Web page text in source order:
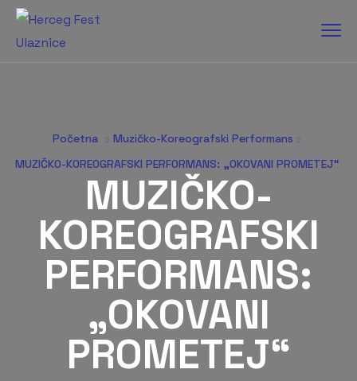
Početna
Muzičko-Koreografski Performans
MUZIČKO-KOREOGRAFSKI PERFORMANS: „OKOVANI PROMETEJ“
MUZIČKO-
KOREOGRAFSKI
PERFORMANS:
„OKOVANI
PROMETEJ“